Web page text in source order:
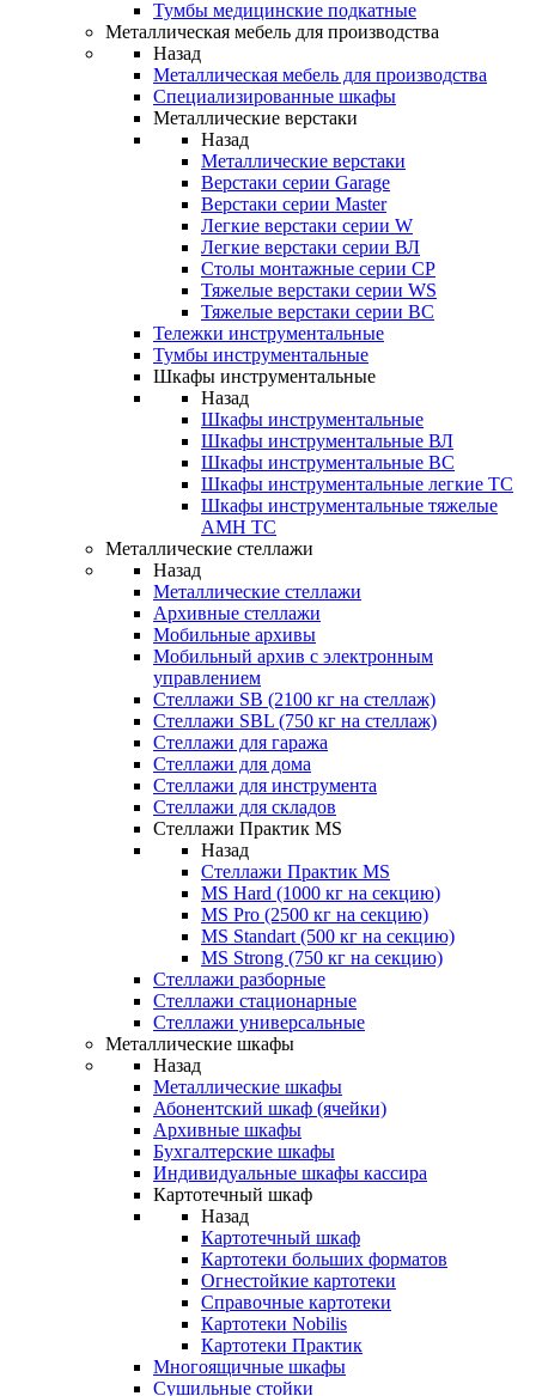
Тумбы медицинские подкатные
Металлическая мебель для производства
Назад
Металлическая мебель для производства
Cпециализированные шкафы
Металлические верстаки
Назад
Металлические верстаки
Верстаки серии Garage
Верстаки серии Master
Легкие верстаки серии W
Легкие верстаки серии ВЛ
Столы монтажные серии СР
Тяжелые верстаки серии WS
Тяжелые верстаки серии ВС
Тележки инструментальные
Тумбы инструментальные
Шкафы инструментальные
Назад
Шкафы инструментальные
Шкафы инструментальные ВЛ
Шкафы инструментальные ВС
Шкафы инструментальные легкие ТС
Шкафы инструментальные тяжелые
AMH TC
Металлические стеллажи
Назад
Металлические стеллажи
Архивные стеллажи
Мобильные архивы
Мобильный архив с электронным
управлением
Стеллажи SB (2100 кг на стеллаж)
Стеллажи SBL (750 кг на стеллаж)
Стеллажи для гаража
Стеллажи для дома
Стеллажи для инструмента
Стеллажи для складов
Стеллажи Практик MS
Назад
Стеллажи Практик MS
MS Hard (1000 кг на секцию)
MS Pro (2500 кг на секцию)
MS Standart (500 кг на секцию)
MS Strong (750 кг на секцию)
Стеллажи разборные
Стеллажи стационарные
Стеллажи универсальные
Металлические шкафы
Назад
Металлические шкафы
Абонентский шкаф (ячейки)
Архивные шкафы
Бухгалтерские шкафы
Индивидуальные шкафы кассира
Картотечный шкаф
Назад
Картотечный шкаф
Картотеки больших форматов
Огнестойкие картотеки
Справочные картотеки
Картотеки Nobilis
Картотеки Практик
Многоящичные шкафы
Сушильные стойки